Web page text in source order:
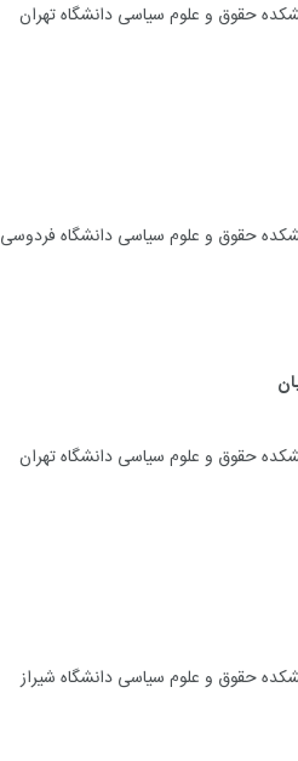
حقوق و علوم سیاسی دانشگاه تهران
حقوق و علوم سیاسی دانشگاه فردوسی
حقوق و علوم سیاسی دانشگاه تهران
حقوق و علوم سیاسی دانشگاه شیراز